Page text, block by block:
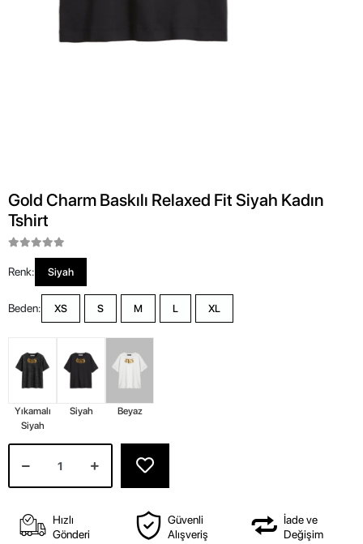
Gold Charm Baskılı Relaxed Fit Siyah Kadın
Tshirt
Renk: Siyah
Beden: XS S M L XL
Yıkamalı
Siyah
Siyah Beyaz
Hızlı
Gönderi
Güvenli
Alışveriş
İade ve
Değişim